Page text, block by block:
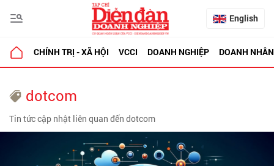
English
CHÍNH TRỊ - XÃ HỘI VCCI DOANH NGHIỆP DOANH NHÂN
dotcom
Tin tức cập nhật liên quan đến dotcom